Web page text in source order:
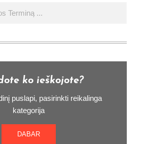
ko ieškojote?
puslapi, pasirinkti reikalinga
kategorija
DABAR